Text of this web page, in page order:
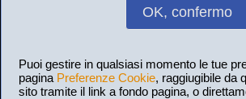
OK, confermo
Puoi gestire in qualsiasi momento le tue
pagina Preferenze Cookie, raggiugibile da
sito tramite il link a fondo pagina, o